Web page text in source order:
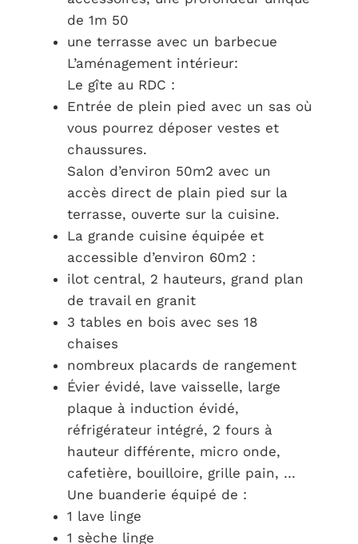
de 1m 50
une terrasse avec un barbecue
L’aménagement intérieur:
Le gîte au RDC :
Entrée de plein pied avec un sas où
vous pourrez déposer vestes et
chaussures.
Salon d’environ 50m2 avec un
accès direct de plain pied sur la
terrasse, ouverte sur la cuisine.
La grande cuisine équipée et
accessible d’environ 60m2 :
ilot central, 2 hauteurs, grand plan
de travail en granit
3 tables en bois avec ses 18
chaises
nombreux placards de rangement
Évier évidé, lave vaisselle, large
plaque à induction évidé,
réfrigérateur intégré, 2 fours à
hauteur différente, micro onde,
cafetière, bouilloire, grille pain, …
Une buanderie équipé de :
1 lave linge
1 sèche linge